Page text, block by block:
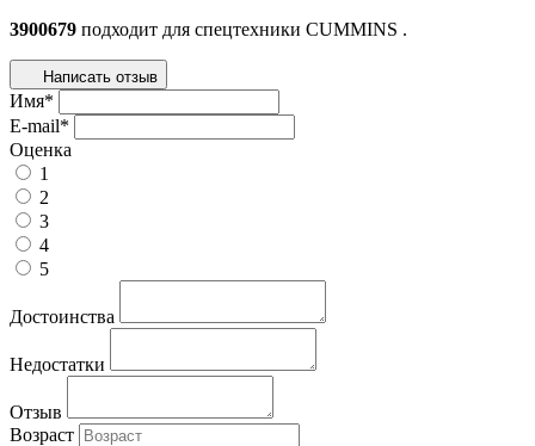
3900679 подходит для спецтехники CUMMINS .
Написать отзыв
Имя*
E-mail*
Оценка
1
2
3
4
5
Достоинства
Недостатки
Отзыв
Возраст